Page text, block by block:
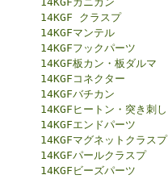
14KGF クラスプ
14KGFマンテル
14KGFフックパーツ
14KGF板カン・板ダルマ
14KGFコネクター
14KGFバチカン
14KGFヒートン・突き刺し
14KGFエンドパーツ
14KGFマグネットクラスプ
14KGFパールクラスプ
14KGFビーズパーツ